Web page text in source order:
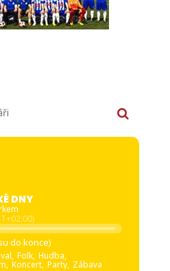
DNY
do konce)
Folk, Hudba,
Koncert, Party, Zábava